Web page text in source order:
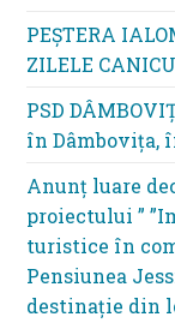
PEȘTERA
ZILELE
PSD
în Dâmbovița,
Anunț luare
proiectului ”
turistice în
Pensiunea
destinație din